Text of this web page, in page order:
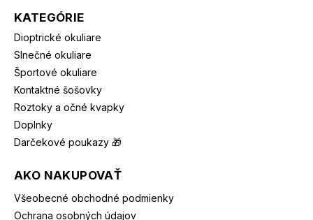
KATEGÓRIE
Dioptrické okuliare
Slnečné okuliare
Športové okuliare
Kontaktné šošovky
Roztoky a očné kvapky
Doplnky
Darčekové poukazy 🎁
AKO NAKUPOVAŤ
Všeobecné obchodné podmienky
Ochrana osobných údajov